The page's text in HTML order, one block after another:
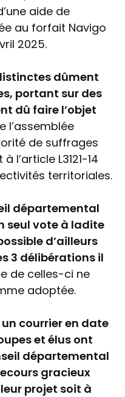
aide de
au forfait Navigo
2025.
dûment
portant sur des
dû faire l’objet
l’assemblée
de suffrages
l’article L3121-14
territoriales.
départemental
seul vote à ladite
d’ailleurs
3 délibérations il
de celles-ci ne
adoptée.
courrier en date
et élus ont
départemental
gracieux
projet soit à